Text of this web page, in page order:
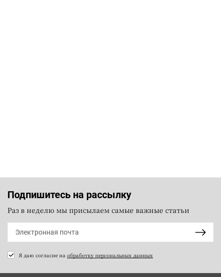
Подпишитесь на рассылку
Раз в неделю мы присылаем самые важные статьи
Я даю согласие на обработку персональных данных